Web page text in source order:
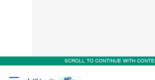
SCROLL TO CONTINUE WITH